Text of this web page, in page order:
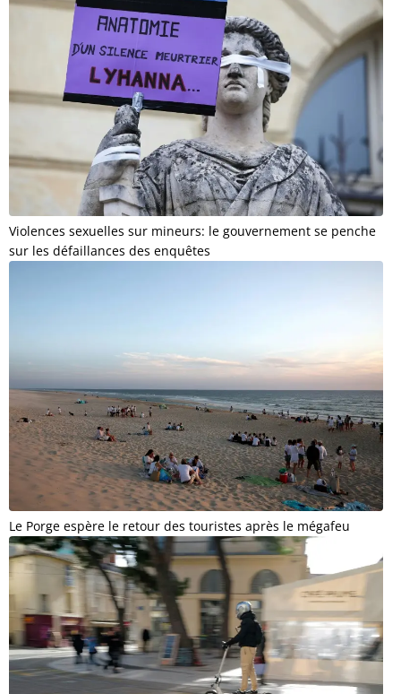
Violences sexuelles sur mineurs: le gouvernement se penche
sur les défaillances des enquêtes
Le Porge espère le retour des touristes après le mégafeu